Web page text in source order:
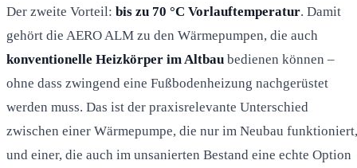
Der zweite Vorteil: bis zu 70 °C Vorlauftemperatur. Damit
gehört die AERO ALM zu den Wärmepumpen, die auch
konventionelle Heizkörper im Altbau bedienen können –
ohne dass zwingend eine Fußbodenheizung nachgerüstet
werden muss. Das ist der praxisrelevante Unterschied
zwischen einer Wärmepumpe, die nur im Neubau funktioniert,
und einer, die auch im unsanierten Bestand eine echte Option